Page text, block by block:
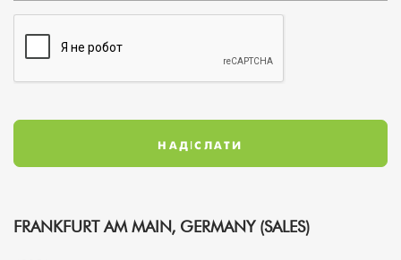
FRANKFURT AM MAIN, GERMANY (SALES)